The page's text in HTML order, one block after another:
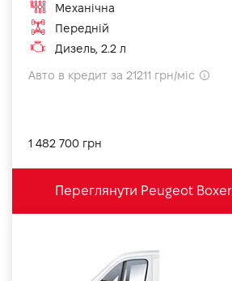
Механічна
Передній
Дизель, 2.2 л
Авто в кредит за 21211 грн/міс
1 482 700 грн
Переглянути Peugeot